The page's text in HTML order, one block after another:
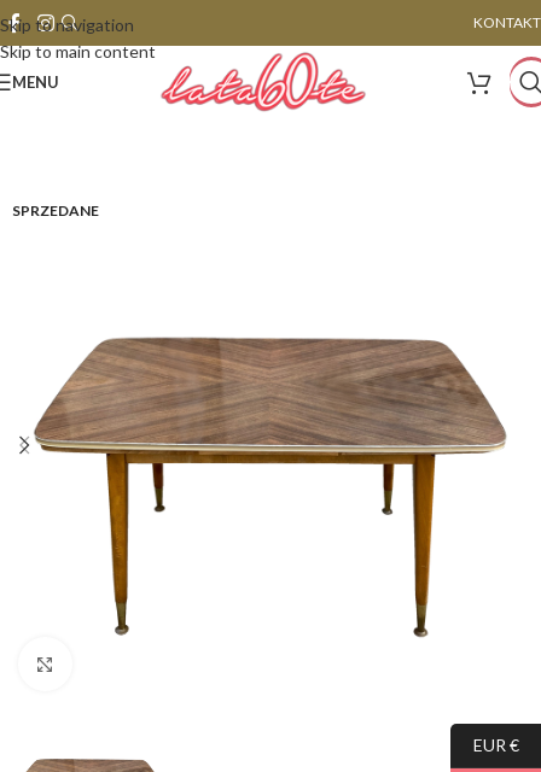
Skip to navigation
Skip to main content
KONTAKT
MENU
SPRZEDANE
EUR €